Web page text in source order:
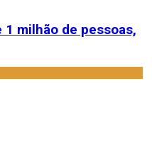
1 milhão de pessoas,